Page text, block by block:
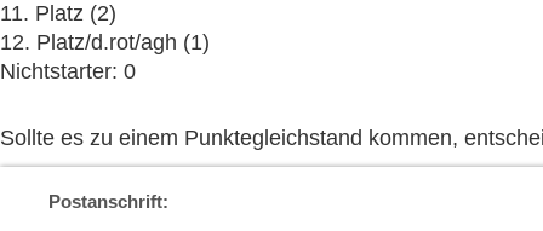
11. Platz (2)
12. Platz/d.rot/agh (1)
Nichtstarter: 0
Sollte es zu einem Punktegleichstand kommen,
Postanschrift: